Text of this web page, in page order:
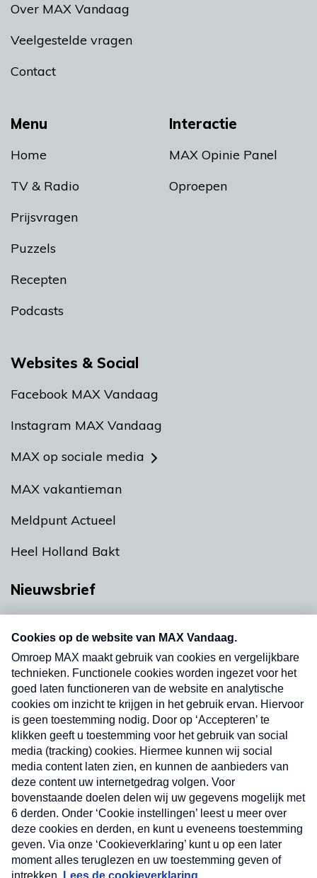
Menu
Home
TV & Radio
Prijsvragen
Puzzels
Recepten
Podcasts
Interactie
MAX Opinie Panel
Oproepen
Over MAX Vandaag
Veelgestelde vragen
Contact
Websites & Social
Facebook MAX Vandaag
Instagram MAX Vandaag
MAX op sociale media
MAX vakantieman
Meldpunt Actueel
Heel Holland Bakt
Nieuwsbrief
Neem hier een gratis abonnement op onze
nieuwsbrief. Elke vrijdag- en dinsdagochtend in
uw mailbox.
Verzend
Nieuwsbrief
Neem hier een gratis abonnement op onze
nieuwsbrief. Elke vrijdag- en dinsdagochtend in uw